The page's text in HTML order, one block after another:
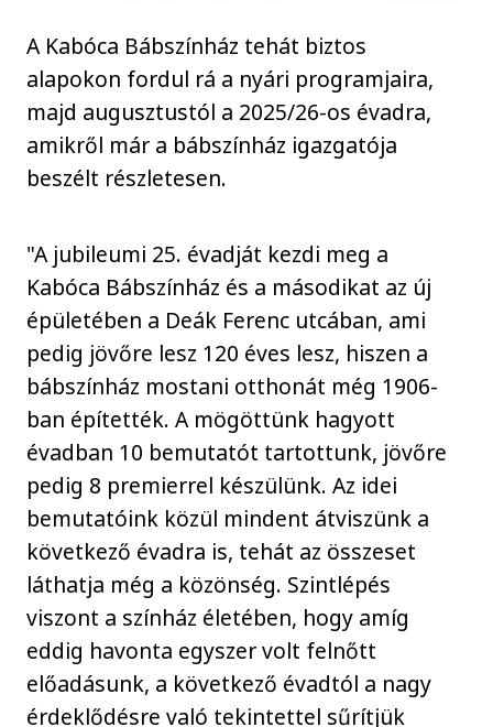
A Kabóca Bábszínház tehát biztos
alapokon fordul rá a nyári programjaira,
majd augusztustól a 2025/26-os évadra,
amikről már a bábszínház igazgatója
beszélt részletesen.
"A jubileumi 25. évadját kezdi meg a
Kabóca Bábszínház és a másodikat az új
épületében a Deák Ferenc utcában, ami
pedig jövőre lesz 120 éves lesz, hiszen a
bábszínház mostani otthonát még 1906-
ban építették. A mögöttünk hagyott
évadban 10 bemutatót tartottunk, jövőre
pedig 8 premierrel készülünk. Az idei
bemutatóink közül mindent átviszünk a
következő évadra is, tehát az összeset
láthatja még a közönség. Szintlépés
viszont a színház életében, hogy amíg
eddig havonta egyszer volt felnőtt
előadásunk, a következő évadtól a nagy
érdeklődésre való tekintettel sűrítjük